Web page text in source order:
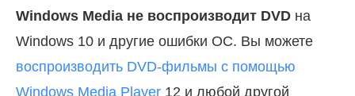
Windows Media не воспроизводит DVD на
Windows 10 и другие ошибки ОС. Вы можете
воспроизводить DVD-фильмы с помощью
Windows Media Player 12 и любой другой